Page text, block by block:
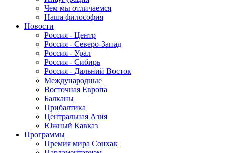
Чем мы отличаемся
Наша философия
Новости
Россия - Центр
Россия - Северо-Запад
Россия - Урал
Россия - Сибирь
Россия - Дальний Восток
Международные
Восточная Европа
Балканы
Прибалтика
Центральная Азия
Южный Кавказ
Программы
Премия мира Сонхак